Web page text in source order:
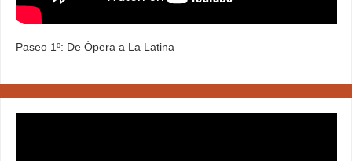
Paseo 1º: De Ópera a La Latina